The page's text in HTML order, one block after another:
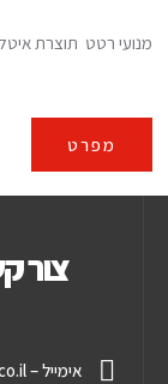
מנועי רטט תוצרת
מפרט
צור
אימייל – david@dbymotors.co.il